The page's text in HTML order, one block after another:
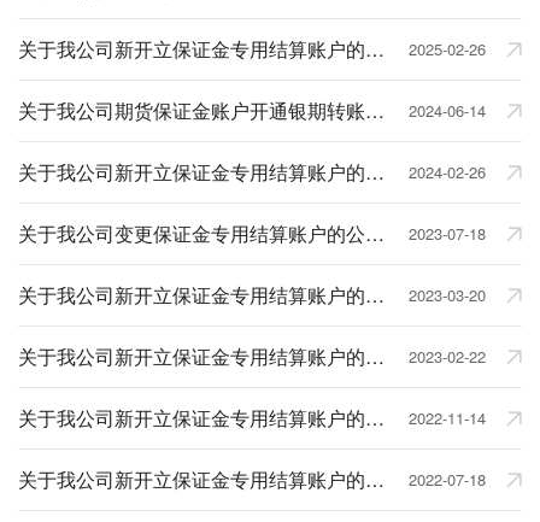
关于我公司新开立保证金专用结算账户的公示通知 2025-02-26
关于我公司期货保证金账户开通银期转账功能的公示通知 2024-06-14
关于我公司新开立保证金专用结算账户的公示通知 2024-02-26
关于我公司变更保证金专用结算账户的公示通知 2023-07-18
关于我公司新开立保证金专用结算账户的公示通知 2023-03-20
关于我公司新开立保证金专用结算账户的公示通知 2023-02-22
关于我公司新开立保证金专用结算账户的公示通知 2022-11-14
关于我公司新开立保证金专用结算账户的公示通知 2022-07-18